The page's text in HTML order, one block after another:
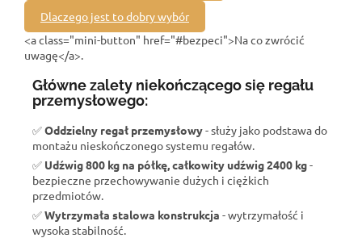
Dlaczego jest to dobry wybór
<a class="mini-button" href="#bezpeci">Na co zwrócić
uwagę</a>.
Główne zalety niekończącego się regału
przemysłowego:
✅Oddzielny regał przemysłowy- służy jako podstawa do
montażu nieskończonego systemu regałów.
✅ Udźwig 800 kg na półkę, całkowity udźwig 2400 kg-
bezpieczne przechowywanie dużych i ciężkich
przedmiotów.
✅Wytrzymała stalowa konstrukcja - wytrzymałość i
wysoka stabilność.